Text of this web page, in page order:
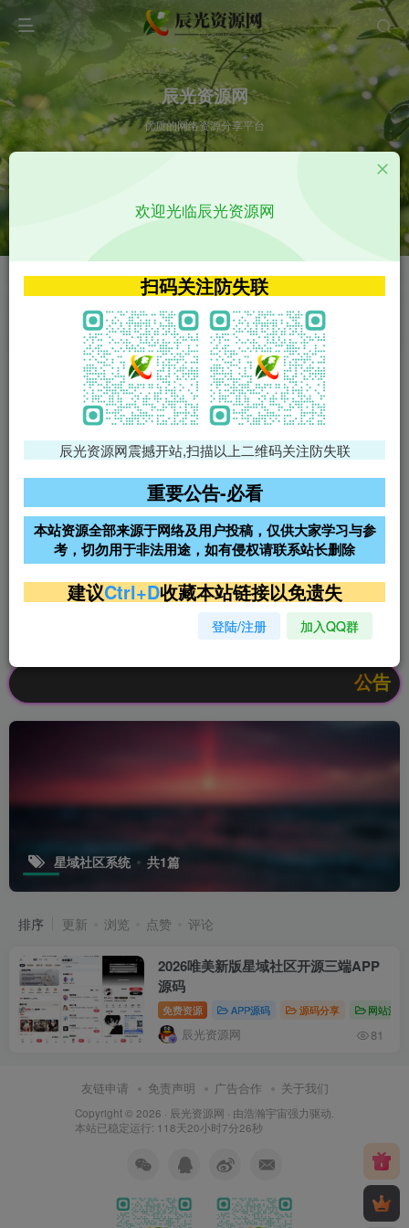
辰光资源网
优质的网络资源分享平台
VIP特权介绍 APP源码
VIP特权介绍
火
VIP特权介绍
影视源码
影视源码
免费领支付宝红包
腾讯轻量4核4G3M服务器38元/
阿里云2核2G200M服务器68元/
年
雨云高防免备案服务器
超低价文字广告位招租 超低价文字广告位招租
超低价文字广告位招租
公告：
星域社区系统 共1篇
排序 更新 浏览 点赞 评论
2026唯美新版星域社区开源三端APP
源码
免费资源 APP源码 源码分享 网站源码
辰光资源网 81
友链申请 免责声明 广告合作 关于我们
Copyright © 2026 · 辰光资源网 · 由浩瀚宇宙强力驱动.
本站已稳定运行: 118天20小时7分26秒
欢迎光临辰光资源网
扫码关注防失联
辰光资源网震撼开站,扫描以上二维码关注防失联
重要公告-必看
本站资源全部来源于网络及用户投稿，仅供大家学习与参
考，切勿用于非法用途，如有侵权请联系站长删除
建议Ctrl+D收藏本站链接以免遗失
登陆/注册 加入QQ群